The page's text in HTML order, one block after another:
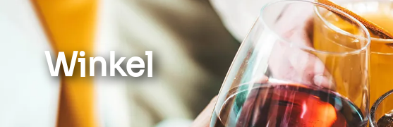
Winkel